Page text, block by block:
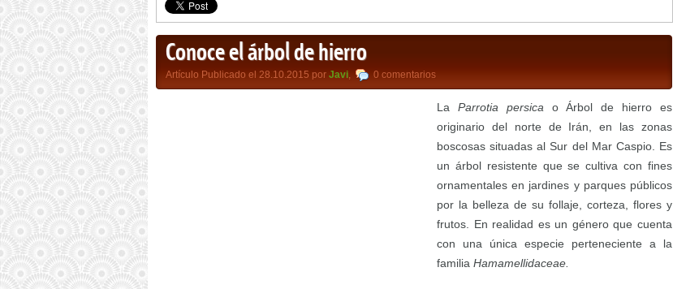
Conoce el árbol de hierro
Artículo Publicado el 28.10.2015 por Javi, 0 comentarios
La Parrotia persica o Árbol de hierro es
originario del norte de Irán, en las zonas
boscosas situadas al Sur del Mar Caspio. Es
un árbol resistente que se cultiva con fines
ornamentales en jardines y parques públicos
por la belleza de su follaje, corteza, flores y
frutos. En realidad es un género que cuenta
con una única especie perteneciente a la
familia Hamamellidaceae.